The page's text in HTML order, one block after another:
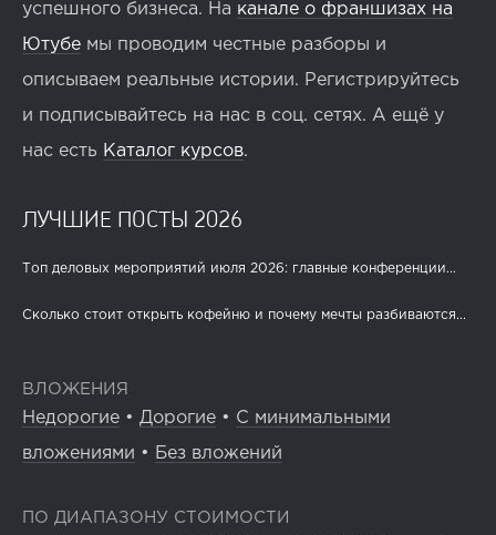
успешного бизнеса. На канале о франшизах на
Ютубе мы проводим честные разборы и
описываем реальные истории. Регистрируйтесь
и подписывайтесь на нас в соц. сетях. А ещё у
нас есть Каталог курсов.
ЛУЧШИЕ ПОСТЫ 2026
Топ деловых мероприятий июля 2026: главные конференции...
Сколько стоит открыть кофейню и почему мечты разбиваются...
ВЛОЖЕНИЯ
Недорогие • Дорогие • С минимальными
вложениями • Без вложений
ПО ДИАПАЗОНУ СТОИМОСТИ